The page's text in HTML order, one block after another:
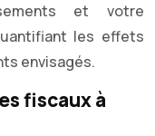
et votre
les effets
envisagés.
fiscaux à